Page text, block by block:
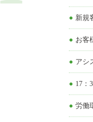
●新
●お
●ア
●17
●労